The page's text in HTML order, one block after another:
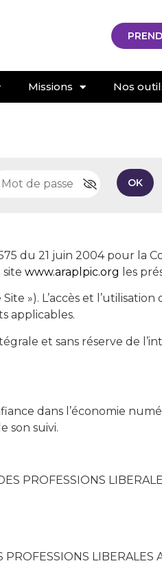
Missions Nos
OK
du 21 juin 2004 pour la
site www.araplpic.org les
»). L’accès et
applicables.
et sans réserve de
dans l’économie
son suivi.
PROFESSIONS
LIBERALES